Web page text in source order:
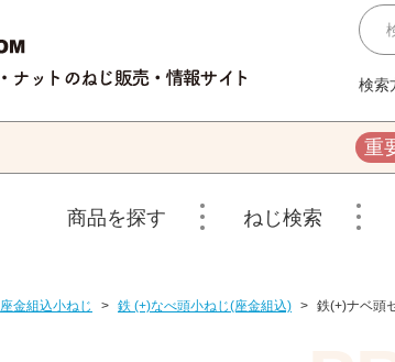
検索
重
商品を探す ねじ検索
座金組込小ねじ > 鉄 (+)なべ頭小ねじ(座金組込) > 鉄(+)ナベ頭